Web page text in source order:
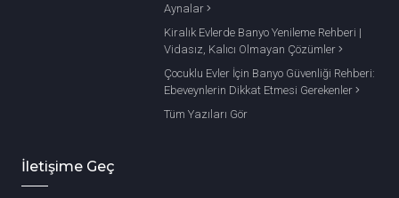
Aynalar
Kiralık Evlerde Banyo Yenileme Rehberi |
Vidasız, Kalıcı Olmayan Çözümler
Çocuklu Evler İçin Banyo Güvenliği Rehberi:
Ebeveynlerin Dikkat Etmesi Gerekenler
Tüm Yazıları Gör
İletişime Geç